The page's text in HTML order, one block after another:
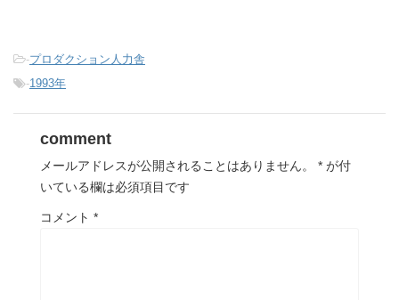
-プロダクション人力舎
-1993年
comment
メールアドレスが公開されることはありません。 * が付
いている欄は必須項目です
コメント *